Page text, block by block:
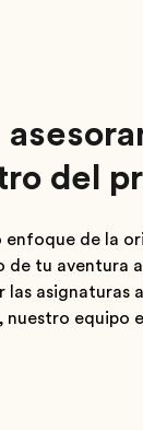
del
enfoque de la
de tu aventura
las asignaturas
equipo